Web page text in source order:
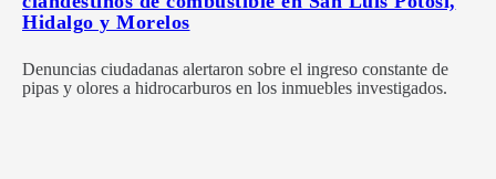
Hidalgo y Morelos
Denuncias ciudadanas alertaron sobre el ingreso constante de
pipas y olores a hidrocarburos en los inmuebles investigados.